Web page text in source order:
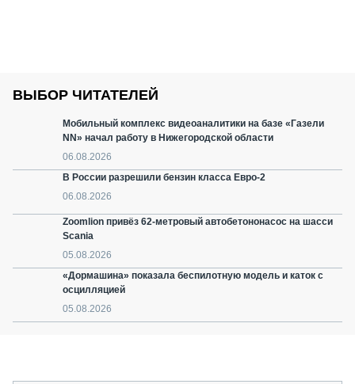
ВЫБОР ЧИТАТЕЛЕЙ
Мобильный комплекс видеоаналитики на базе «Газели
NN» начал работу в Нижегородской области
06.08.2026
В России разрешили бензин класса Евро-2
06.08.2026
Zoomlion привёз 62-метровый автобетононасос на шасси
Scania
05.08.2026
«Дормашина» показала беспилотную модель и каток с
осцилляцией
05.08.2026